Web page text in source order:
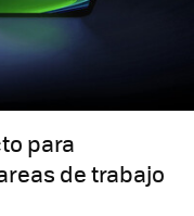
para
de trabajo